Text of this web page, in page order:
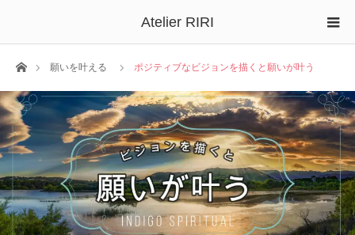
Atelier RIRI
ホーム願いを叶える ポジティブなビジョンを描くと願いが叶う